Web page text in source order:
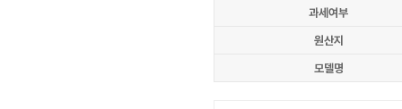
과세여부
원산지
모델명